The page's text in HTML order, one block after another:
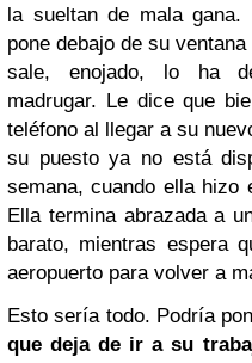
la sueltan de mala
pone debajo de su
sale, enojado, lo ha
madrugar. Le dice que
teléfono al llegar a su
su puesto ya no está
semana, cuando ella hizo
Ella termina abrazada a
barato, mientras espera
aeropuerto para volver a
Esto sería todo. Podría
que deja de ir a su